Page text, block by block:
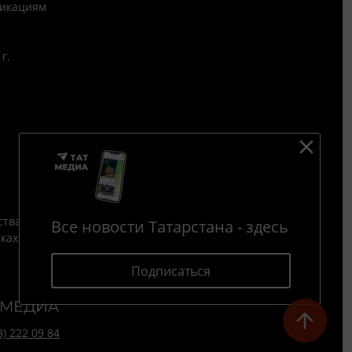
Все новости Татарстана - здесь
Подписаться
222 09 84